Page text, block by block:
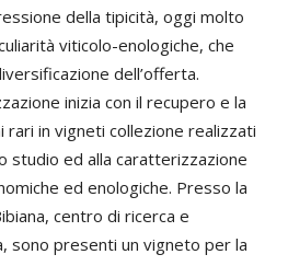
della tipicità, oggi molto
viticolo-enologiche, che
dell’offerta.
inizia con il recupero e la
rari in vigneti collezione realizzati
studio ed alla caratterizzazione
ed enologiche. Presso la
centro di ricerca e
sono presenti un vigneto per la